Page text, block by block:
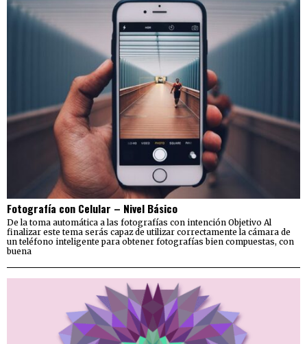
Fotografía con Celular – Nivel Básico
De la toma automática a las fotografías con intención Objetivo Al
finalizar este tema serás capaz de utilizar correctamente la cámara de
un teléfono inteligente para obtener fotografías bien compuestas, con
buena